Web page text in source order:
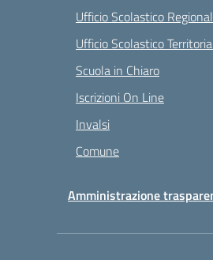
Ufficio Scolastico
Ufficio Scolastico
Scuola in Chiaro
Iscrizioni On Line
Invalsi
Comune
Amministrazione